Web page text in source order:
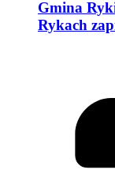
Gmina
Rykach